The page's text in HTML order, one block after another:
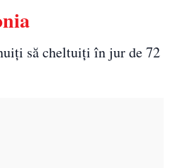
să cheltuiți în jur de 72